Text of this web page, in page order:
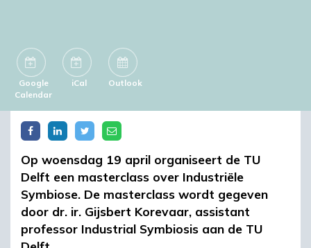
Google
Calendar
iCal Outlook
Op woensdag 19 april organiseert de TU
Delft een masterclass over Industriële
Symbiose. De masterclass wordt gegeven
door dr. ir. Gijsbert Korevaar, assistant
professor Industrial Symbiosis aan de TU